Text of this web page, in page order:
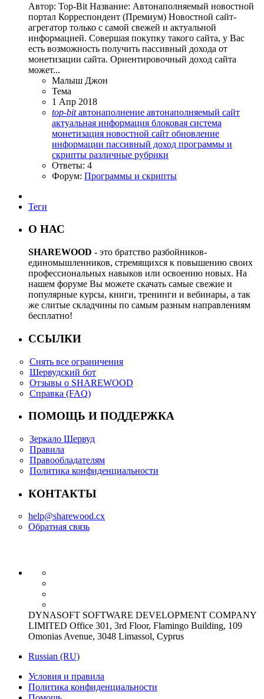
Автор: Top-Bit Название: Автонаполняемый новостной
портал Корреспондент (Премиум) Новостной сайт-
агрегатор только с самой свежей и актуальной
информацией. Совершая покупку такого сайта, у Вас
есть возможность получить пассивный дохода от
монетизации сайта. Ориентировочный доход сайта
может...
Малыш Джон
Тема
1 Апр 2018
top-bit автонаполнение автонаполняемый сайт
актуальная информация блоковая система
монетизация новостной сайт обновление
информации пассивный доход программы и
скрипты различные рубрики
Ответы: 4
Форум: Программы и скрипты
Теги
О НАС
SHAREWOOD - это братство разбойников-
единомышленников, стремящихся к повышению своих
профессиональных навыков или освоению новых. На
нашем форуме Вы можете скачать самые свежие и
популярные курсы, книги, тренинги и вебинары, а так
же слитые складчины по самым разным направлениям
бесплатно!
ССЫЛКИ
Снять все ограничения
Шервудский бот
Отзывы о SHAREWOOD
Справка (FAQ)
ПОМОЩЬ И ПОДДЕРЖКА
Зеркало Шервуд
Правила
Правообладателям
Политика конфиденциальности
КОНТАКТЫ
help@sharewood.cx
Обратная связь
DYNASOFT SOFTWARE DEVELOPMENT COMPANY
LIMITED Office 301, 3rd Floor, Flamingo Building, 109
Omonias Avenue, 3048 Limassol, Cyprus
Russian (RU)
Условия и правила
Политика конфиденциальности